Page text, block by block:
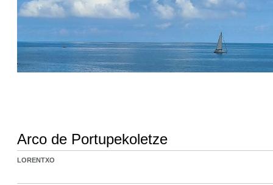
Arco de Portupekoletze
LORENTXO